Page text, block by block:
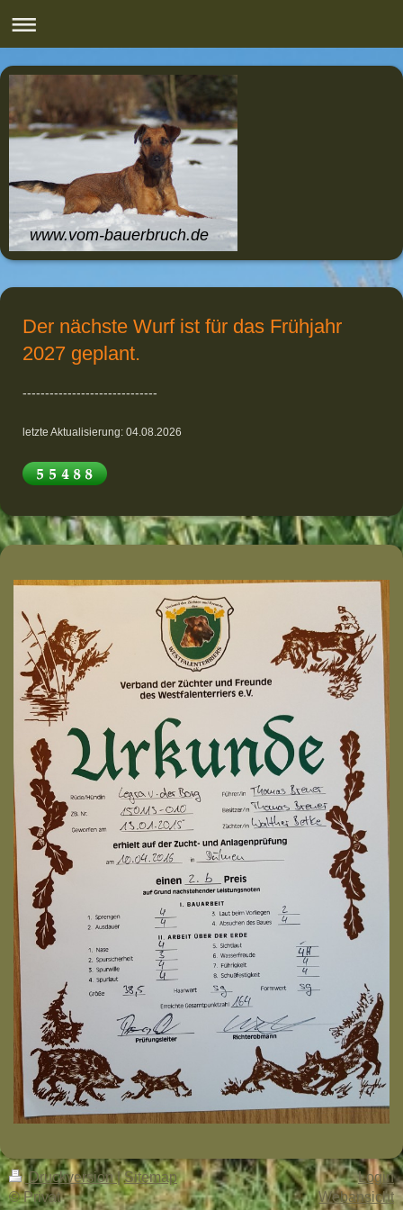
www.vom-bauerbruch.de
Der nächste Wurf ist für das Frühjahr
2027 geplant.
------------------------------
letzte Aktualisierung: 04.08.2026
Druckversion| Sitemap
© Privat
Login
Webansicht